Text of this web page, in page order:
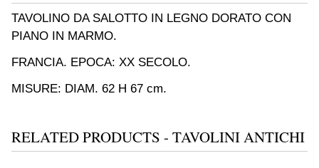
TAVOLINO DA SALOTTO IN LEGNO DORATO CON
PIANO IN MARMO.
FRANCIA. EPOCA: XX SECOLO.
MISURE: DIAM. 62 H 67 cm.
RELATED PRODUCTS - TAVOLINI ANTICHI